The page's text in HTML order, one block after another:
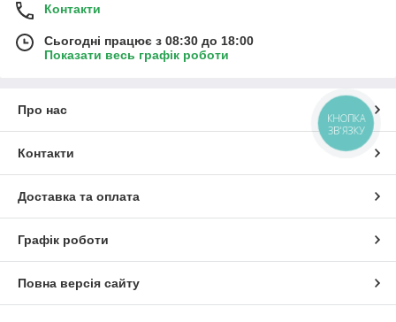
Контакти
Сьогодні працює з 08:30 до 18:00
Показати весь графік роботи
Про нас
Контакти
Доставка та оплата
Графік роботи
Повна версія сайту
КНОПКА
ЗВ'ЯЗКУ